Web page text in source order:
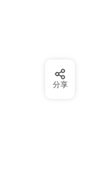
分享